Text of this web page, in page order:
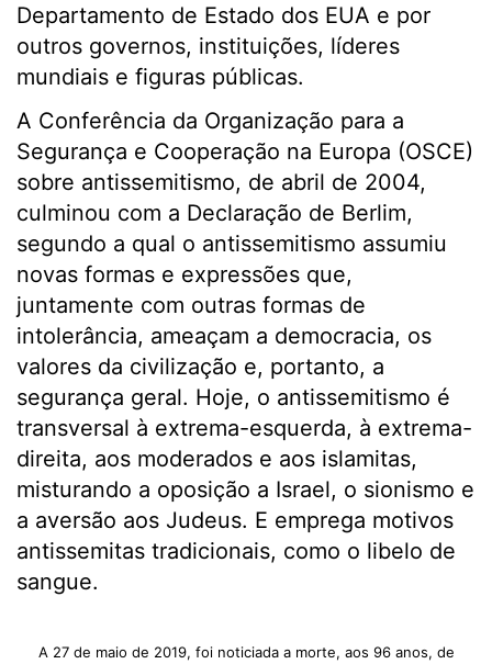
Departamento de Estado dos EUA e por
outros governos, instituições, líderes
mundiais e figuras públicas.
A Conferência da Organização para a
Segurança e Cooperação na Europa (OSCE)
sobre antissemitismo, de abril de 2004,
culminou com a Declaração de Berlim,
segundo a qual o antissemitismo assumiu
novas formas e expressões que,
juntamente com outras formas de
intolerância, ameaçam a democracia, os
valores da civilização e, portanto, a
segurança geral. Hoje, o antissemitismo é
transversal à extrema-esquerda, à extrema-
direita, aos moderados e aos islamitas,
misturando a oposição a Israel, o sionismo e
a aversão aos Judeus. E emprega motivos
antissemitas tradicionais, como o libelo de
sangue.
A 27 de maio de 2019, foi noticiada a morte, aos 96 anos, de